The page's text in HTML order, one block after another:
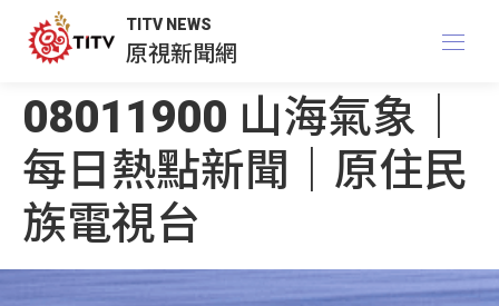
TITV NEWS
原視新聞網
08011900 山海氣象｜
每日熱點新聞｜原住民
族電視台